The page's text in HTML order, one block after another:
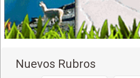
Nuevos Rubros